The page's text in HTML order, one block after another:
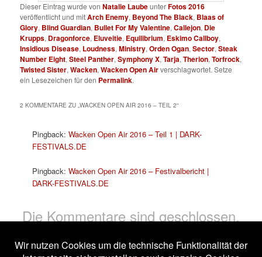
Dieser Eintrag wurde vonNatalie LaubeunterFotos 2016
veröffentlicht und mitArch Enemy, Beyond The Black, Blaas of
Glory, Blind Guardian, Bullet For My Valentine,Callejon, Die
Krupps, Dragonforce, Eluveitie, Equilibrium, Eskimo Callboy,
Insidious Disease, Loudness,Ministry,Orden Ogan,Sector,Steak
Number Eight,Steel Panther,Symphony X,Tarja,Therion,Torfrock,
Twisted Sister,Wacken,Wacken Open Airverschlagwortet. Setze
ein Lesezeichen für den Permalink.
2 KOMMENTARE ZU „WACKEN OPEN AIR 2016 – TEIL 2“
Pingback:Wacken Open Air 2016 – Teil 1 | DARK-
FESTIVALS.DE
Pingback:Wacken Open Air 2016 – Festivalbericht |
DARK-FESTIVALS.DE
Die Kommentare sind geschlossen.